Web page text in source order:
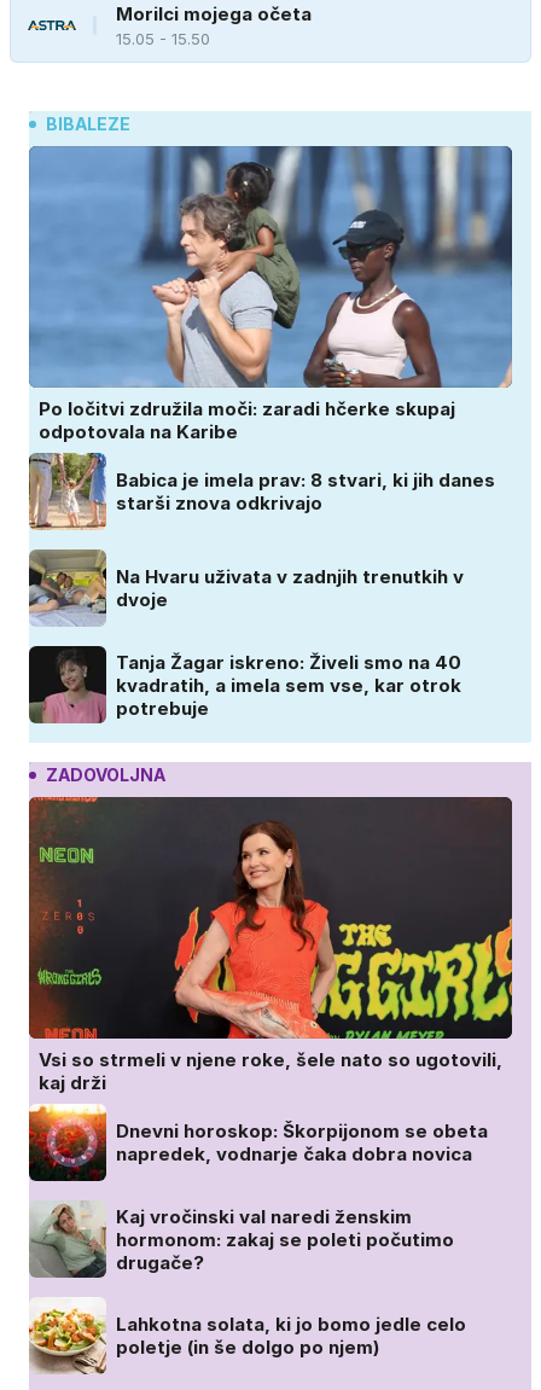
Morilci mojega očeta
15.05 - 15.50
BIBALEZE
Po ločitvi združila moči: zaradi hčerke skupaj
odpotovala na Karibe
Babica je imela prav: 8 stvari, ki jih danes
starši znova odkrivajo
Na Hvaru uživata v zadnjih trenutkih v
dvoje
Tanja Žagar iskreno: Živeli smo na 40
kvadratih, a imela sem vse, kar otrok
potrebuje
ZADOVOLJNA
Vsi so strmeli v njene roke, šele nato so ugotovili,
kaj drži
Dnevni horoskop: Škorpijonom se obeta
napredek, vodnarje čaka dobra novica
Kaj vročinski val naredi ženskim
hormonom: zakaj se poleti počutimo
drugače?
Lahkotna solata, ki jo bomo jedle celo
poletje (in še dolgo po njem)